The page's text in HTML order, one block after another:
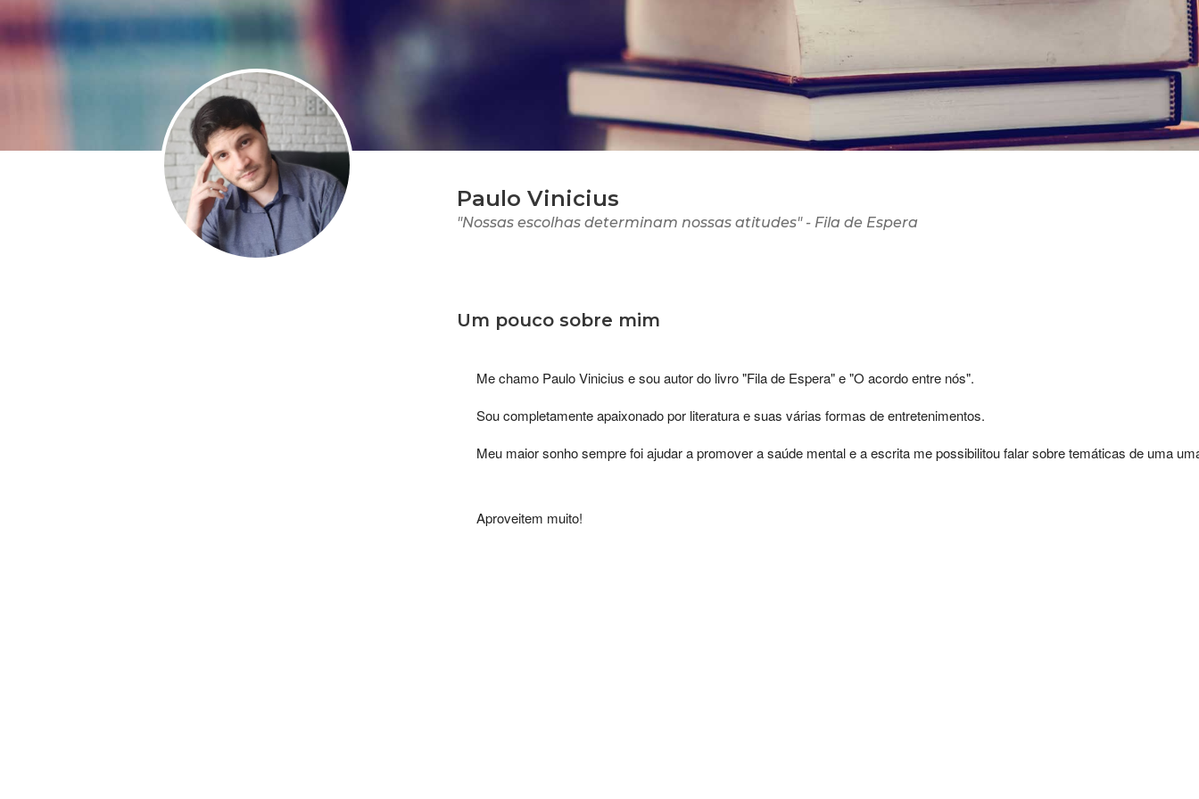
Paulo Vinicius
"Nossas escolhas determinam nossas atitudes" - Fila de Espera
Um pouco sobre mim
Me chamo Paulo Vinicius e sou autor do livro "Fila de Espera" e "O acordo entre nós".
Sou completamente apaixonado por literatura e suas várias formas de entretenimentos.
Meu maior sonho sempre foi ajudar a promover a saúde mental e a escrita me possibilitou falar sobre temáticas de uma
Aproveitem muito!